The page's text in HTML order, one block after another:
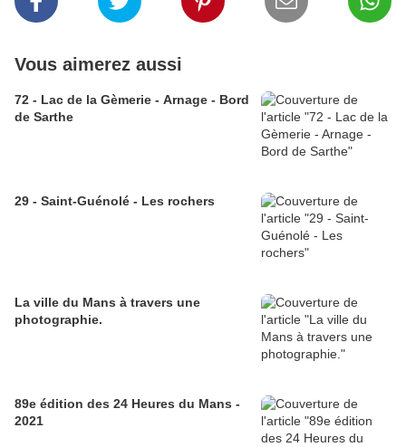
Vous aimerez aussi
72 - Lac de la Gèmerie - Arnage - Bord
de Sarthe
29 - Saint-Guénolé - Les rochers
La ville du Mans à travers une
photographie.
89e édition des 24 Heures du Mans -
2021